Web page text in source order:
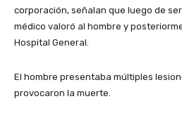
corporación, señalan que luego de
médico valoró al hombre y
Hospital General.
El hombre presentaba múltiples
provocaron la muerte.